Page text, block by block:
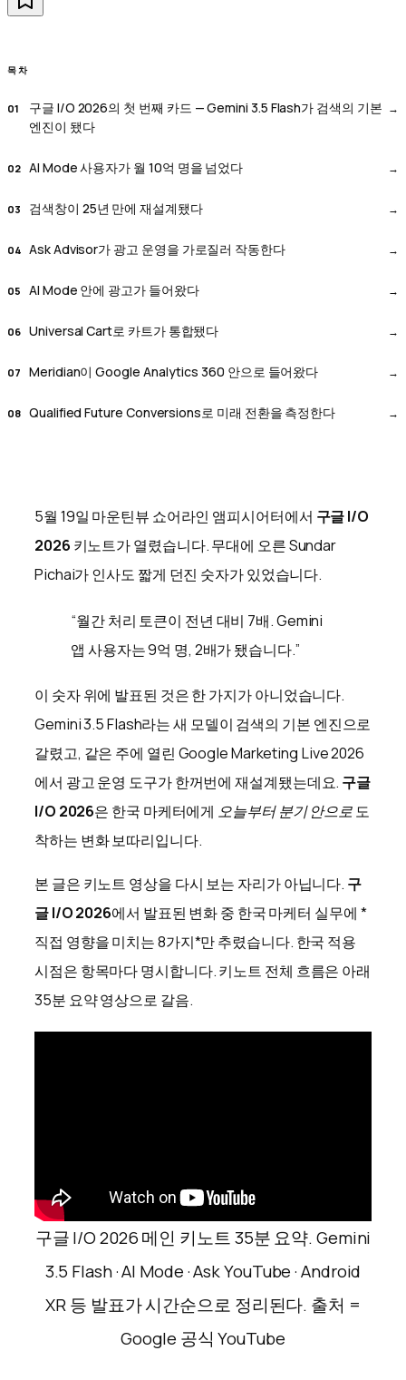
목차
구글 I/O 2026의 첫 번째 카드 — Gemini 3.5 Flash가 검색의 기본
엔진이 됐다
AI Mode 사용자가 월 10억 명을 넘었다
검색창이 25년 만에 재설계됐다
Ask Advisor가 광고 운영을 가로질러 작동한다
AI Mode 안에 광고가 들어왔다
Universal Cart로 카트가 통합됐다
Meridian이 Google Analytics 360 안으로 들어왔다
Qualified Future Conversions로 미래 전환을 측정한다
5월 19일 마운틴뷰 쇼어라인 앰피시어터에서 구글 I/O
2026 키노트가 열렸습니다. 무대에 오른 Sundar
Pichai가 인사도 짧게 던진 숫자가 있었습니다.
“월간 처리 토큰이 전년 대비 7배. Gemini
앱 사용자는 9억 명, 2배가 됐습니다.”
이 숫자 위에 발표된 것은 한 가지가 아니었습니다.
Gemini 3.5 Flash라는 새 모델이 검색의 기본 엔진으로
갈렸고, 같은 주에 열린 Google Marketing Live 2026
에서 광고 운영 도구가 한꺼번에 재설계됐는데요. 구글
I/O 2026은 한국 마케터에게 오늘부터 분기 안으로도
착하는 변화 보따리입니다.
본 글은 키노트 영상을 다시 보는 자리가 아닙니다. 구
글 I/O 2026에서 발표된 변화 중 한국 마케터 실무에 *
직접 영향을 미치는 8가지*만 추렸습니다. 한국 적용
시점은 항목마다 명시합니다. 키노트 전체 흐름은 아래
35분 요약 영상으로 갈음.
구글 I/O 2026 메인 키노트 35분 요약. Gemini
3.5 Flash · AI Mode · Ask YouTube · Android
XR 등 발표가 시간순으로 정리된다. 출처 =
Google 공식 YouTube